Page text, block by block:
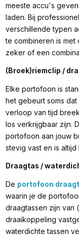
meeste accu's
laden. Bij
verschillende typen
te combineren is
zeker of een
(Broek)riemclip /
Elke portofoon is
het gebeurt soms
verloop van tijd
los verkrijgbaar zijn.
portofoon aan jouw
stevig vast en is
Draagtas /
De portofoon
waarin je de
draagtassen zijn van
draaikoppeling
waterdichte tassen